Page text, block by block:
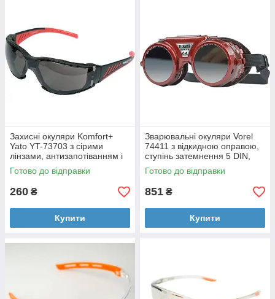
Захисні окуляри Komfort+
Yato YT-73703 з сірими
лінзами, антизапотіванням і
захистом від подряпин
Готово до відправки
260 ₴
Купити
Зварювальні окуляри Vorel
74411 з відкидною оправою,
ступінь затемнення 5 DIN,
діаметр 50 мм
Готово до відправки
851 ₴
Купити